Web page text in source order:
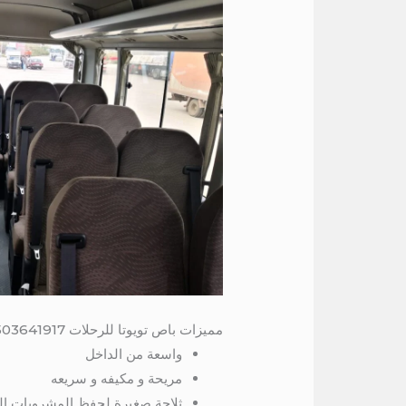
مميزات باص تويوتا للرحلات 01503641917 / ايجار تويوتا كوستر 21 راكب
واسعة من الداخل
مريحة و مكيفه و سريعه